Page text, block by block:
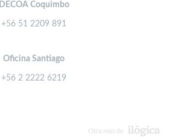
DECOA Coquimbo
+56 51 2209 891
Oficina Santiago
+56 2 2222 6219